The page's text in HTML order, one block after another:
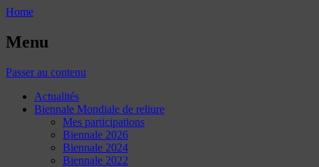
Home
Menu
Passer au contenu
Actualités
Biennale Mondiale de reliure
Mes participations
Biennale 2026
Biennale 2024
Biennale 2022